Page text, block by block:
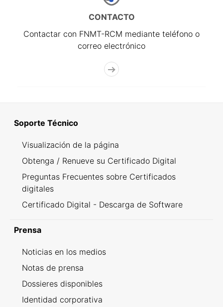
CONTACTO
Contactar con FNMT-RCM mediante teléfono o
correo electrónico
Soporte Técnico
Visualización de la página
Obtenga / Renueve su Certificado Digital
Preguntas Frecuentes sobre Certificados
digitales
Certificado Digital - Descarga de Software
Prensa
Noticias en los medios
Notas de prensa
Dossieres disponibles
Identidad corporativa